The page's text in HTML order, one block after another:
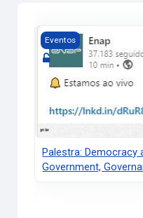
Imagem do curso
Eventos
Palestra: Democracy
Government,